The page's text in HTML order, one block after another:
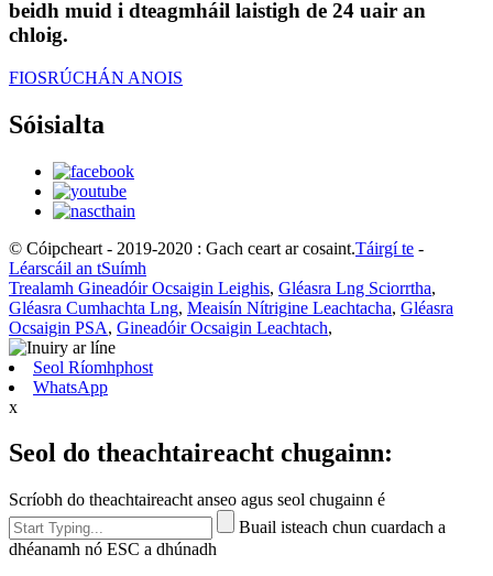
beidh muid i dteagmháil laistigh de 24 uair an
chloig.
FIOSRÚCHÁN ANOIS
Sóisialta
© Cóipcheart - 2019-2020 : Gach ceart ar cosaint.Táirgí te -
Léarscáil an tSuímh
Trealamh Gineadóir Ocsaigin Leighis, Gléasra Lng Sciorrtha,
Gléasra Cumhachta Lng, Meaisín Nítrigine Leachtacha, Gléasra
Ocsaigin PSA, Gineadóir Ocsaigin Leachtach,
Seol Ríomhphost
WhatsApp
x
Seol do theachtaireacht chugainn:
Scríobh do theachtaireacht anseo agus seol chugainn é
Buail isteach chun cuardach a
dhéanamh nó ESC a dhúnadh